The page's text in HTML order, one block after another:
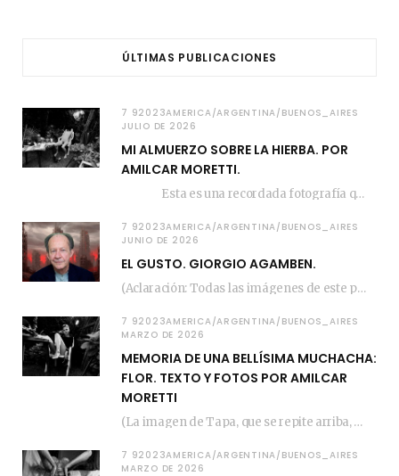
ÚLTIMAS PUBLICACIONES
7 92023AMERICA/ARGENTINA/BUENOS_AIRES
JULIO DE 2026
MI ALMUERZO SOBRE LA HIERBA. POR
AMILCAR MORETTI.
Esta es una recordada fotografía que registré…
7 92023AMERICA/ARGENTINA/BUENOS_AIRES
JUNIO DE 2026
EL GUSTO. GIORGIO AGAMBEN.
(Aclaración: Todas las imágenes de este posteo fueron tomadas de Bloghemia.com, y todos los…
7 92023AMERICA/ARGENTINA/BUENOS_AIRES
MARZO DE 2026
MEMORIA DE UNA BELLÍSIMA MUCHACHA:
FLOR. TEXTO Y FOTOS POR AMILCAR
MORETTI
(La imagen de Tapa, que se repite arriba, fue compuesta por Amilcar Moretti el viernes…
7 92023AMERICA/ARGENTINA/BUENOS_AIRES
MARZO DE 2026